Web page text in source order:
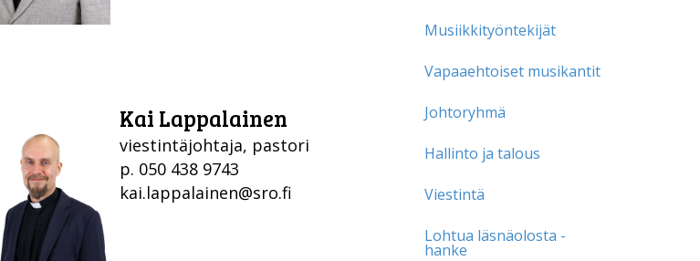
Kai Lappalainen
viestintäjohtaja, pastori
p. 050 438 9743
kai.lappalainen@sro.fi
Musiikkityöntekijät
Vapaaehtoiset musikantit
Johtoryhmä
Hallinto ja talous
Viestintä
Lohtua läsnäolosta -
hanke